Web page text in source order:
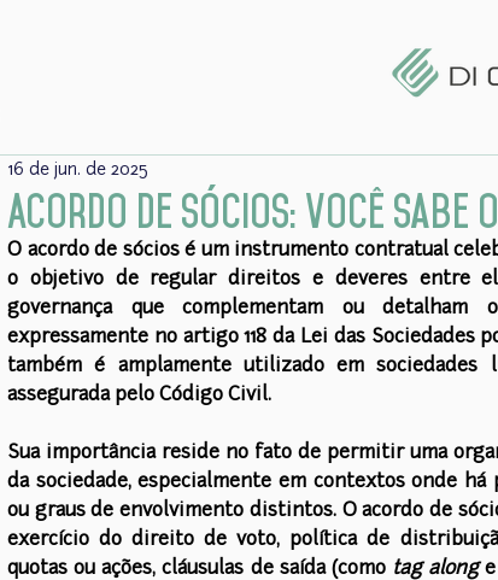
Acordo de Sócios: você sabe
16 de jun. de 2025
O acordo de sócios é um instrumento contratual
o objetivo de regular direitos e deveres entre
governança que complementam ou
expressamente no artigo 118 da Lei das Sociedades
também é amplamente utilizado em
assegurada pelo Código Civil.
Sua importância reside no fato de permitir uma
da sociedade, especialmente em contextos onde
ou graus de envolvimento distintos. O acordo de
exercício do direito de voto, política de
quotas ou ações, cláusulas de saída (como tag along e